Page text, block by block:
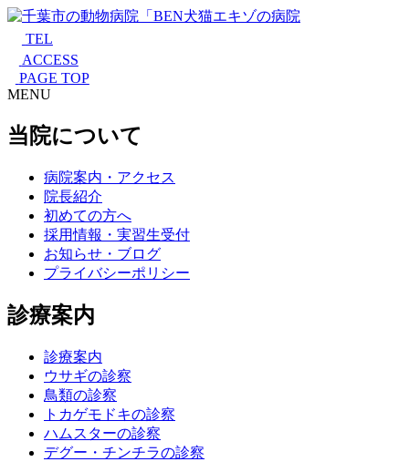
TEL
ACCESS
PAGE TOP
MENU
当院について
病院案内・アクセス
院長紹介
初めての方へ
採用情報・実習生受付
お知らせ・ブログ
プライバシーポリシー
診療案内
診療案内
ウサギの診察
鳥類の診察
トカゲモドキの診察
ハムスターの診察
デグー・チンチラの診察